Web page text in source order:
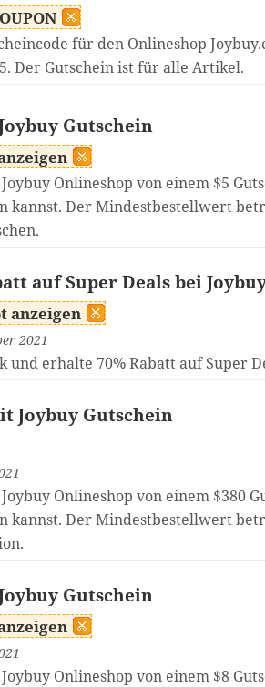
für den Onlineshop
Der Gutschein ist für alle Artikel.
Gutschein
Onlineshop von einem $5
kannst. Der Mindestbestellwert
auf Super Deals bei
anzeigen
2021
und erhalte 70% Rabatt auf Super
Joybuy Gutschein
Onlineshop von einem $380
kannst. Der Mindestbestellwert
Gutschein
Onlineshop von einem $8